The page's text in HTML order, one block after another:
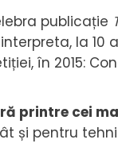
publicație
la
în 2015:
printre cei
și pentru